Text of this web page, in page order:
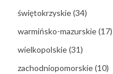
świętokrzyskie(34)
warmińsko-mazurskie(17)
wielkopolskie(31)
zachodniopomorskie(10)